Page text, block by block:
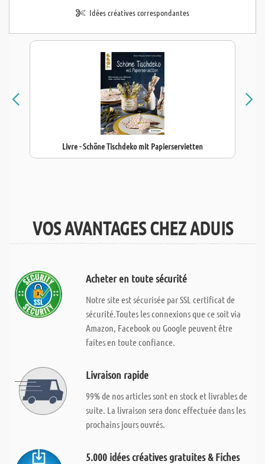
Idées créatives correspondantes
Livre - Schöne Tischdeko mit Papierservietten
VOS AVANTAGES CHEZ ADUIS
Acheter en toute sécurité
Notre site est sécurisée par SSL certificat de
sécurité.Toutes les connexions que ce soit via
Amazon, Facebook ou Google peuvent être
faites en toute confiance.
Livraison rapide
99% de nos articles sont en stock et livrables de
suite. La livraison sera donc effectuée dans les
prochains jours ouvrés.
5.000 idées créatives gratuites & Fiches